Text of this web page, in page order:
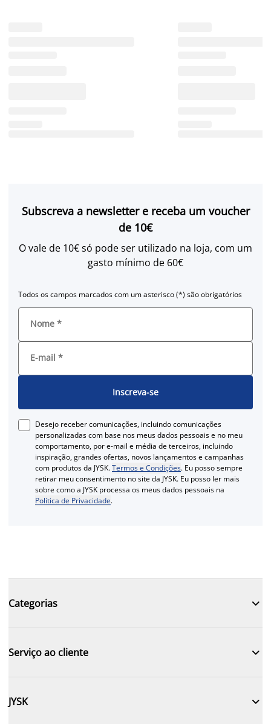
Subscreva a newsletter e receba um voucher
de 10€
O vale de 10€ só pode ser utilizado na loja, com um
gasto mínimo de 60€
Todos os campos marcados com um asterisco (*) são obrigatórios
Nome *
E-mail *
Inscreva-se
Desejo receber comunicações, incluindo comunicações
personalizadas com base nos meus dados pessoais e no meu
comportamento, por e-mail e média de terceiros, incluindo
inspiração, grandes ofertas, novos lançamentos e campanhas
com produtos da JYSK.Termos e Condições. Eu posso sempre
retirar meu consentimento no site da JYSK. Eu posso ler mais
sobre como a JYSK processa os meus dados pessoais na
Política de Privacidade.
Categorias 
Serviço ao cliente 
JYSK 